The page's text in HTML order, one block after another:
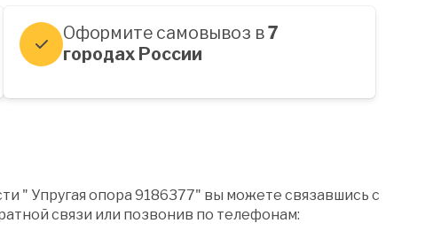
Оформите самовывоз в7
городах России
" Упругая опора 9186377" вы можете связавшись с
связи или позвонив по телефонам: